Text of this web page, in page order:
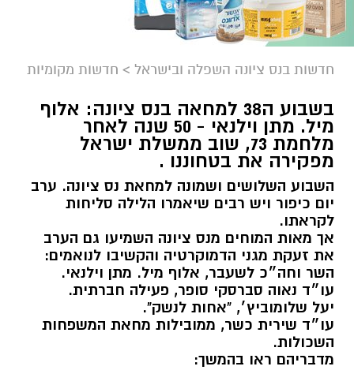
חדשות בנס ציונה השפלה ובישראל > חדשות מקומיות
בשבוע ה38 למחאה בנס ציונה: אלוף
מיל. מתן וילנאי - 50 שנה לאחר
מלחמת 73, שוב ממשלת ישראל
מפקירה את בטחוננו .
השבוע השלושים ושמונה למחאת נס ציונה. ערב
יום כיפור ויש רבים שיאמרו הלילה סליחות
לקראתו.
אך מאות המוחים מנס ציונה השמיעו גם הערב
את זעקת מגני הדמוקרטיה והקשיבו לנואמים:
השר וחה״כ לשעבר, אלוף מיל. מתן וילנאי.
עו״ד נאוה סברסקי סופר, פעילה חברתית.
יעל שלומוביץ׳, "אחות לנשק".
עו״ד שירית כשר, ממובילות מחאת המשפחות
השכולות.
מדבריהם ראו בהמשך: